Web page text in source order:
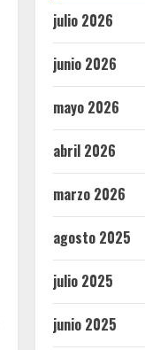
julio 2026
junio 2026
mayo 2026
abril 2026
marzo 2026
agosto 2025
julio 2025
junio 2025